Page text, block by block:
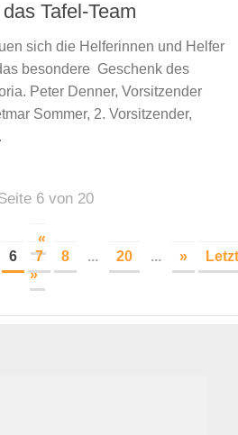
Tafel-Team
sich die Helferinnen und Helfer
besondere Geschenk des
Peter Denner, Vorsitzender
Sommer, 2. Vorsitzender,
6 von 20
«
6 7 8 ... 20 ... »
»